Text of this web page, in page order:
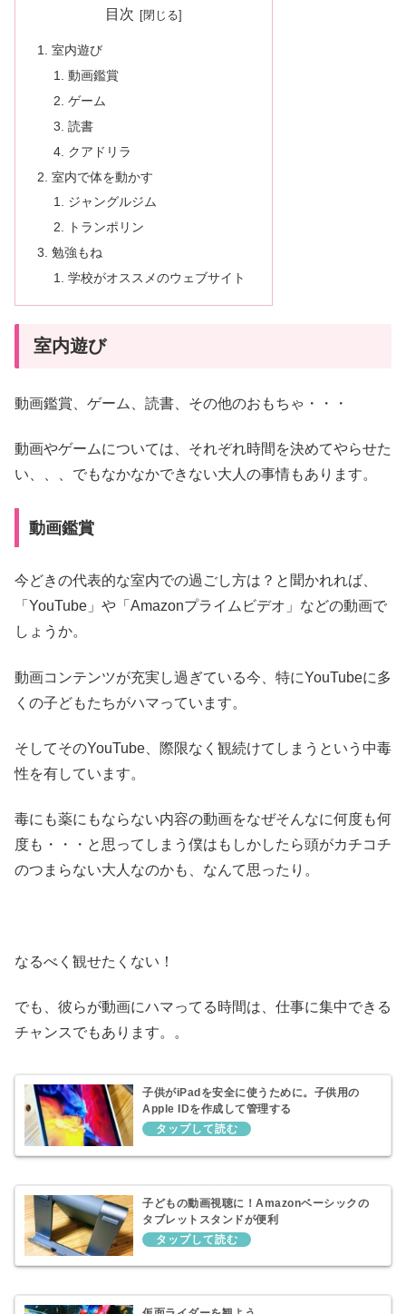
目次
室内遊び
動画鑑賞
ゲーム
読書
クアドリラ
室内で体を動かす
ジャングルジム
トランポリン
勉強もね
学校がオススメのウェブサイト
室内遊び
動画鑑賞、ゲーム、読書、その他のおもちゃ・・・
動画やゲームについては、それぞれ時間を決めてやらせた
い、、、でもなかなかできない大人の事情もあります。
動画鑑賞
今どきの代表的な室内での過ごし方は？と聞かれれば、
「YouTube」や「Amazonプライムビデオ」などの動画で
しょうか。
動画コンテンツが充実し過ぎている今、特にYouTubeに多
くの子どもたちがハマっています。
そしてそのYouTube、際限なく観続けてしまうという中毒
性を有しています。
毒にも薬にもならない内容の動画をなぜそんなに何度も何
度も・・・と思ってしまう僕はもしかしたら頭がカチコチ
のつまらない大人なのかも、なんて思ったり。
なるべく観せたくない！
でも、彼らが動画にハマってる時間は、仕事に集中できる
チャンスでもあります。。
子供がiPadを安全に使うために。子供用の
Apple IDを作成して管理する
子どもの動画視聴に！Amazonベーシックの
タブレットスタンドが便利